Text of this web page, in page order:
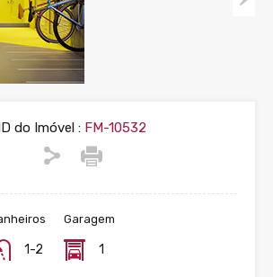
do Imóvel : FM-10532
1-2
Garagem
1